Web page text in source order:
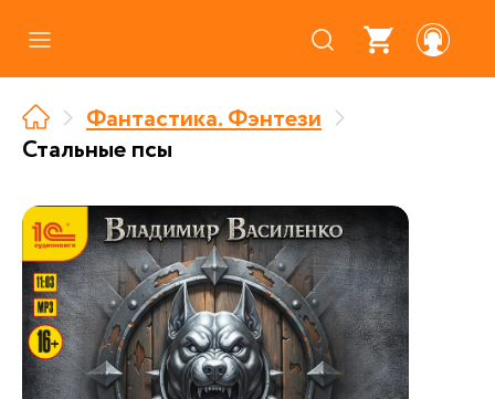
Где купить
О нас
Партнерам
Фантастика. Фэнтези
Стальные псы